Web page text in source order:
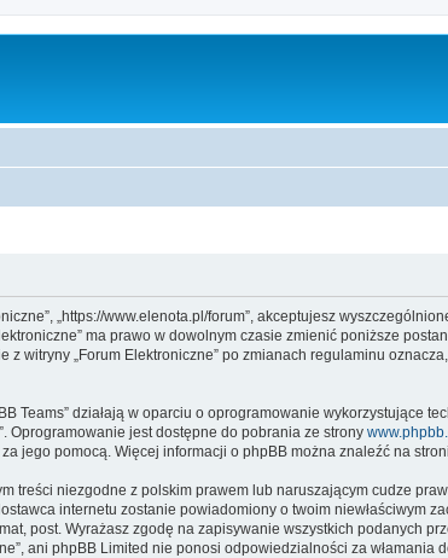
„https://www.elenota.pl/forum”, akceptujesz
ma prawo w dowolnym czasie zmienić poniższe
„Forum Elektroniczne” po zmianach regulaminu
Teams” działają w oparciu o oprogramowanie wykorzystujące
Oprogramowanie jest dostępne do pobrania ze strony
jego pomocą. Więcej informacji o phpBB można znaleźć na
niezgodne z polskim prawem lub naruszającym cudze
internetu zostanie powiadomiony o twoim niewłaściwym
post. Wyrażasz zgodę na zapisywanie wszystkich podanych
ani phpBB Limited nie ponosi odpowiedzialności za włamania